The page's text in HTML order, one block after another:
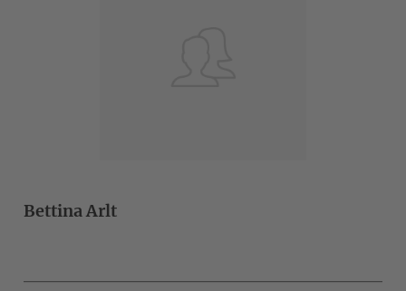
Bettina Arlt